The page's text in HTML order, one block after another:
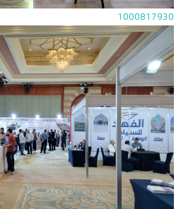
1000817930